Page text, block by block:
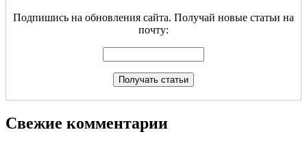
Подпишись на обновления сайта. Получай новые статьи на
почту:
Свежие комментарии